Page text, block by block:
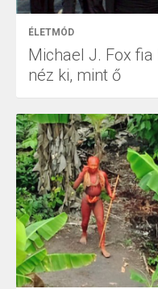
ÉLETMÓD
Michael J. Fox
néz ki, mint ő